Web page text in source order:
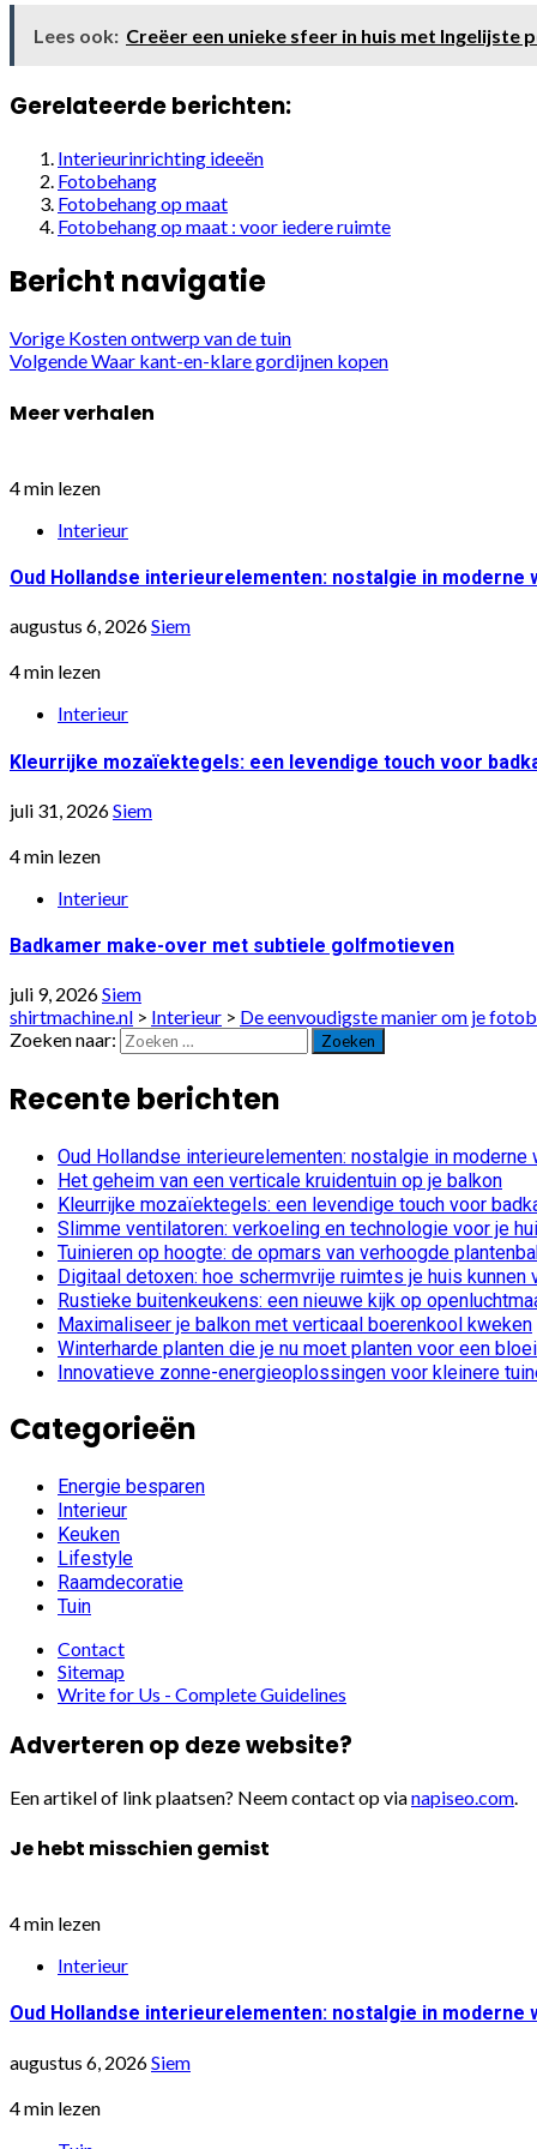
Lees ook: Creëer een unieke sfeer in huis met Ingelijste
Gerelateerde berichten:
Interieurinrichting ideeën
Fotobehang
Fotobehang op maat
Fotobehang op maat : voor iedere ruimte
Bericht navigatie
Vorige Kosten ontwerp van de tuin
VolgendeWaar kant-en-klare gordijnen kopen
Meer verhalen
4 min lezen
Interieur
Oud Hollandse interieurelementen: nostalgie in moderne
augustus 6, 2026Siem
4 min lezen
Interieur
Kleurrijke mozaïektegels: een levendige touch voor
juli 31, 2026Siem
4 min lezen
Interieur
Badkamer make-over met subtiele golfmotieven
juli 9, 2026Siem
shirtmachine.nl > Interieur > De eenvoudigste manier om je
Zoeken naar:
Recente berichten
Oud Hollandse interieurelementen: nostalgie in moderne
Het geheim van een verticale kruidentuin op je balkon
Kleurrijke mozaïektegels: een levendige touch voor
Slimme ventilatoren: verkoeling en technologie voor je
Tuinieren op hoogte: de opmars van verhoogde
Digitaal detoxen: hoe schermvrije ruimtes je huis kunnen
Rustieke buitenkeukens: een nieuwe kijk op
Maximaliseer je balkon met verticaal boerenkool kweken
Winterharde planten die je nu moet planten voor een
Innovatieve zonne-energieoplossingen voor kleinere
Categorieën
Energie besparen
Interieur
Keuken
Lifestyle
Raamdecoratie
Tuin
Contact
Sitemap
Write for Us - Complete Guidelines
Adverteren op deze website?
Een artikel of link plaatsen? Neem contact op vianapiseo.com
Je hebt misschien gemist
4 min lezen
Interieur
Oud Hollandse interieurelementen: nostalgie in moderne
augustus 6, 2026Siem
4 min lezen